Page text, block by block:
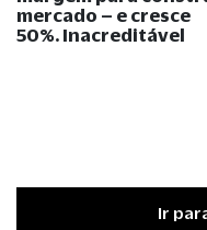
mercado – e cresce
50%. Inacreditável
Ir